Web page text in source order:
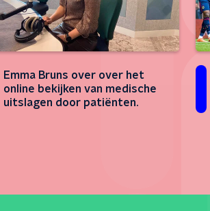
Emma Bruns over over het
online bekijken van medische
uitslagen door patiënten.